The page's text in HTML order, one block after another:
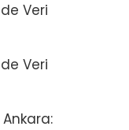
Veri
Veri